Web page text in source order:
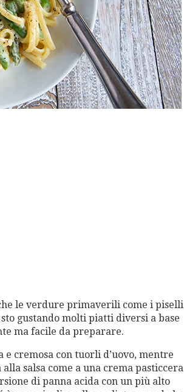
le verdure primaverili come i piselli
gustando molti piatti diversi a base
ma facile da preparare.
e cremosa con tuorli d’uovo, mentre
salsa come a una crema pasticcera
di panna acida con un più alto